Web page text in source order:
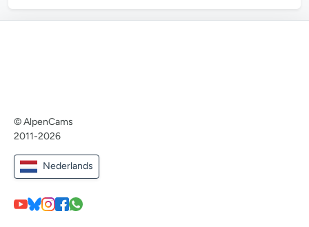
© AlpenCams
2011-2026
Nederlands